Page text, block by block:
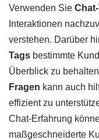
Verwenden Sie
Interaktionen
verstehen. Darüber
Tags bestimmte
Überblick zu
Fragen kann auch
effizient zu
Chat-Erfahrung
maßgeschneiderte